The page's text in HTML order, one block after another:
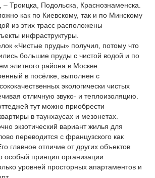
Троицка, Подольска, Краснознаменска.
как по Киевскому, так и по Минскому
из этих трасс расположены
инфраструктуры.
«Чистые пруды» получил, потому что
большие пруды с чистой водой и по
элитного района в Москве.
в посёлке, выполнен с
экологически чистых
отличную звуко- и теплоизоляцию.
тут можно приобрести
в таунхаусах и мезонетах.
экзотический вариант жилья для
переводится с французского как
главное отличие от других объектов
особый принцип организации
уровней просторных апартаментов и